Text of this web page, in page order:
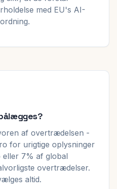
med EU's AI-
af overtrædelsen -
for urigtige oplysninger
eller 7% af global
overtrædelser.
altid.